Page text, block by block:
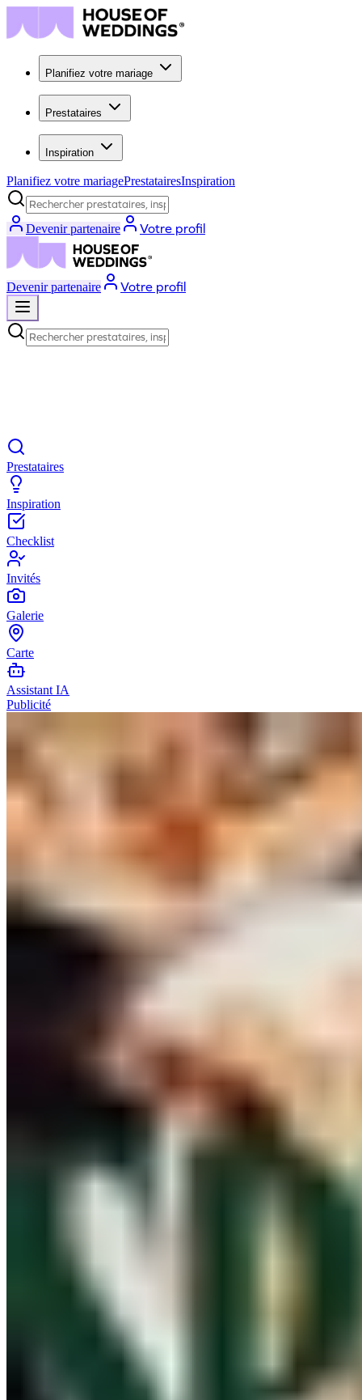
Planifiez votre mariage
Prestataires
Inspiration
Planifiez votre mariagePrestatairesInspiration
Rechercher prestataires, inspiration...
Devenir partenaire Votre profil
Devenir partenaire Votre profil
Rechercher prestataires, inspiration...
Prestataires
Inspiration
Checklist
Invités
Galerie
Carte
Assistant IA
Publicité